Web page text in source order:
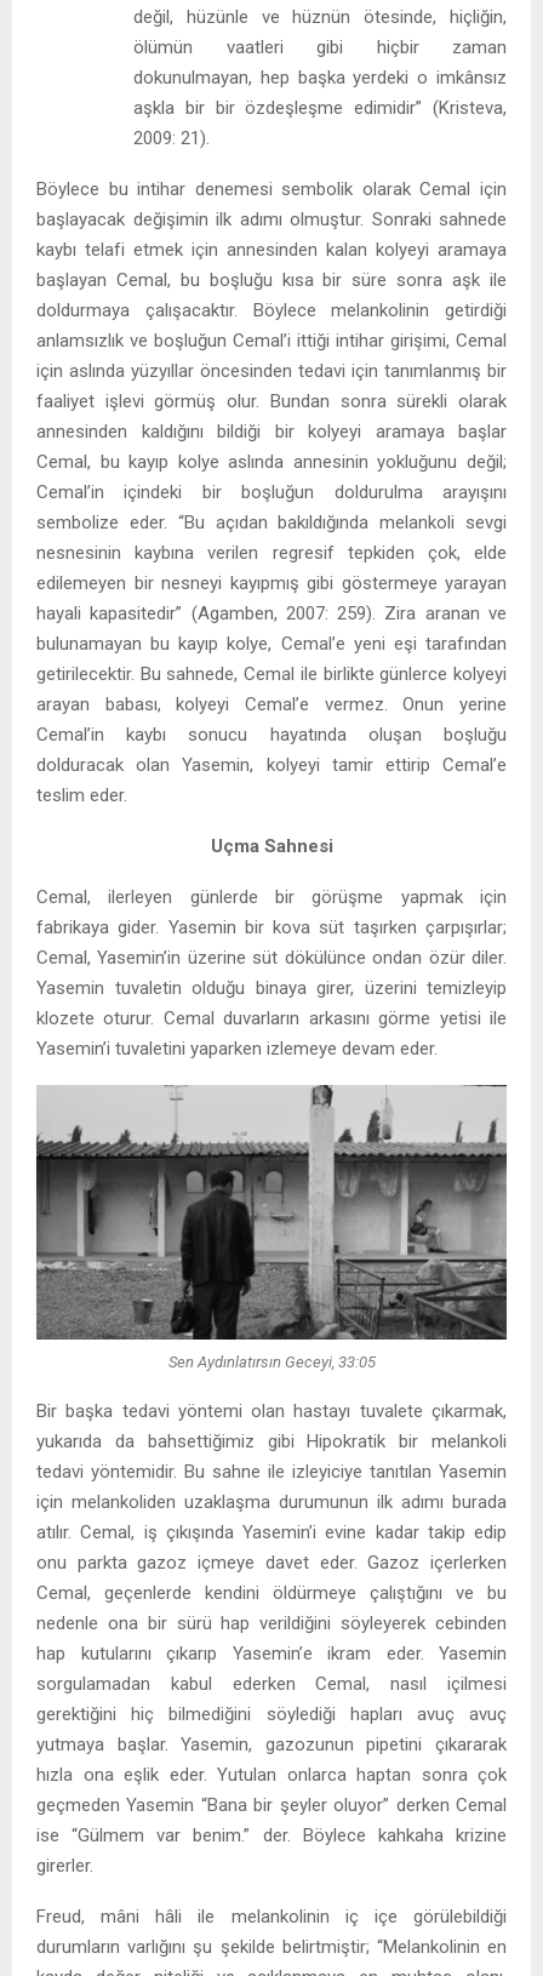
değil, hüzünle ve hüznün ötesinde, hiçliğin,
ölümün vaatleri gibi hiçbir zaman
dokunulmayan, hep başka yerdeki o imkânsız
aşkla bir bir özdeşleşme edimidir” (Kristeva,
2009: 21).
Böylece bu intihar denemesi sembolik olarak Cemal için
başlayacak değişimin ilk adımı olmuştur. Sonraki sahnede
kaybı telafi etmek için annesinden kalan kolyeyi aramaya
başlayan Cemal, bu boşluğu kısa bir süre sonra aşk ile
doldurmaya çalışacaktır. Böylece melankolinin getirdiği
anlamsızlık ve boşluğun Cemal’i ittiği intihar girişimi, Cemal
için aslında yüzyıllar öncesinden tedavi için tanımlanmış bir
faaliyet işlevi görmüş olur. Bundan sonra sürekli olarak
annesinden kaldığını bildiği bir kolyeyi aramaya başlar
Cemal, bu kayıp kolye aslında annesinin yokluğunu değil;
Cemal’in içindeki bir boşluğun doldurulma arayışını
sembolize eder. “Bu açıdan bakıldığında melankoli sevgi
nesnesinin kaybına verilen regresif tepkiden çok, elde
edilemeyen bir nesneyi kayıpmış gibi göstermeye yarayan
hayali kapasitedir” (Agamben, 2007: 259). Zira aranan ve
bulunamayan bu kayıp kolye, Cemal’e yeni eşi tarafından
getirilecektir. Bu sahnede, Cemal ile birlikte günlerce kolyeyi
arayan babası, kolyeyi Cemal’e vermez. Onun yerine
Cemal’in kaybı sonucu hayatında oluşan boşluğu
dolduracak olan Yasemin, kolyeyi tamir ettirip Cemal’e
teslim eder.
Uçma Sahnesi
Cemal, ilerleyen günlerde bir görüşme yapmak için
fabrikaya gider. Yasemin bir kova süt taşırken çarpışırlar;
Cemal, Yasemin’in üzerine süt dökülünce ondan özür diler.
Yasemin tuvaletin olduğu binaya girer, üzerini temizleyip
klozete oturur. Cemal duvarların arkasını görme yetisi ile
Yasemin’i tuvaletini yaparken izlemeye devam eder.
Sen Aydınlatırsın Geceyi, 33:05
Bir başka tedavi yöntemi olan hastayı tuvalete çıkarmak,
yukarıda da bahsettiğimiz gibi Hipokratik bir melankoli
tedavi yöntemidir. Bu sahne ile izleyiciye tanıtılan Yasemin
için melankoliden uzaklaşma durumunun ilk adımı burada
atılır. Cemal, iş çıkışında Yasemin’i evine kadar takip edip
onu parkta gazoz içmeye davet eder. Gazoz içerlerken
Cemal, geçenlerde kendini öldürmeye çalıştığını ve bu
nedenle ona bir sürü hap verildiğini söyleyerek cebinden
hap kutularını çıkarıp Yasemin’e ikram eder. Yasemin
sorgulamadan kabul ederken Cemal, nasıl içilmesi
gerektiğini hiç bilmediğini söylediği hapları avuç avuç
yutmaya başlar. Yasemin, gazozunun pipetini çıkararak
hızla ona eşlik eder. Yutulan onlarca haptan sonra çok
geçmeden Yasemin “Bana bir şeyler oluyor” derken Cemal
ise “Gülmem var benim.” der. Böylece kahkaha krizine
girerler.
Freud, mâni hâli ile melankolinin iç içe görülebildiği
durumların varlığını şu şekilde belirtmiştir; “Melankolinin en